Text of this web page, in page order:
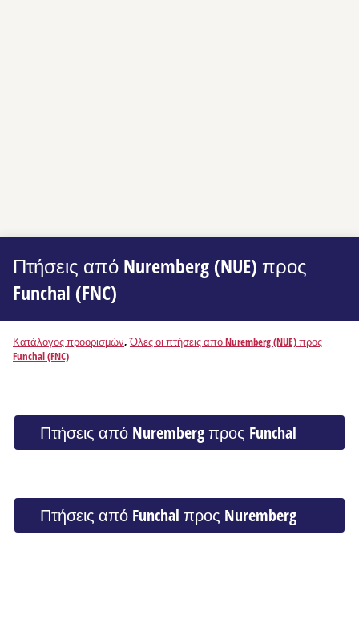
Πτήσεις από Nuremberg (NUE) προς
Funchal (FNC)
Κατάλογος προορισμών,Όλες οι πτήσεις από Nuremberg (NUE) προς
Funchal (FNC)
Πτήσεις από Nuremberg προς Funchal
Πτήσεις από Funchal προς Nuremberg